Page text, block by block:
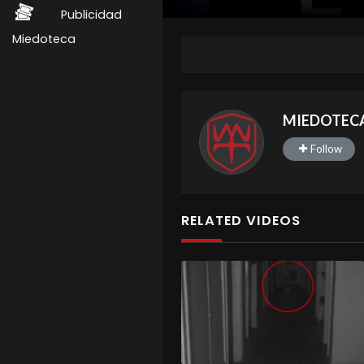
Publicidad
Miedoteca
Follow
RELATED VIDEOS